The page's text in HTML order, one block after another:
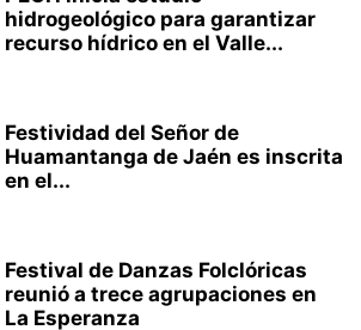
hidrogeológico para garantizar
recurso hídrico en el Valle...
Festividad del Señor de
Huamantanga de Jaén es inscrita
en el...
Festival de Danzas Folclóricas
reunió a trece agrupaciones en
La Esperanza